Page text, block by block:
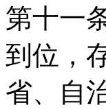
第十一
到位，
省、自